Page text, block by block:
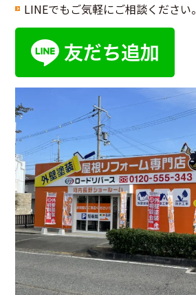
LINEでもご気軽にご相談ください。